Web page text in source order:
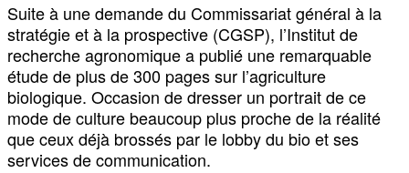
Suite à une demande du Commissariat général à la
stratégie et à la prospective (CGSP), l’Institut de
recherche agronomique a publié une remarquable
étude de plus de 300 pages sur l’agriculture
biologique. Occasion de dresser un portrait de ce
mode de culture beaucoup plus proche de la réalité
que ceux déjà brossés par le lobby du bio et ses
services de communication.